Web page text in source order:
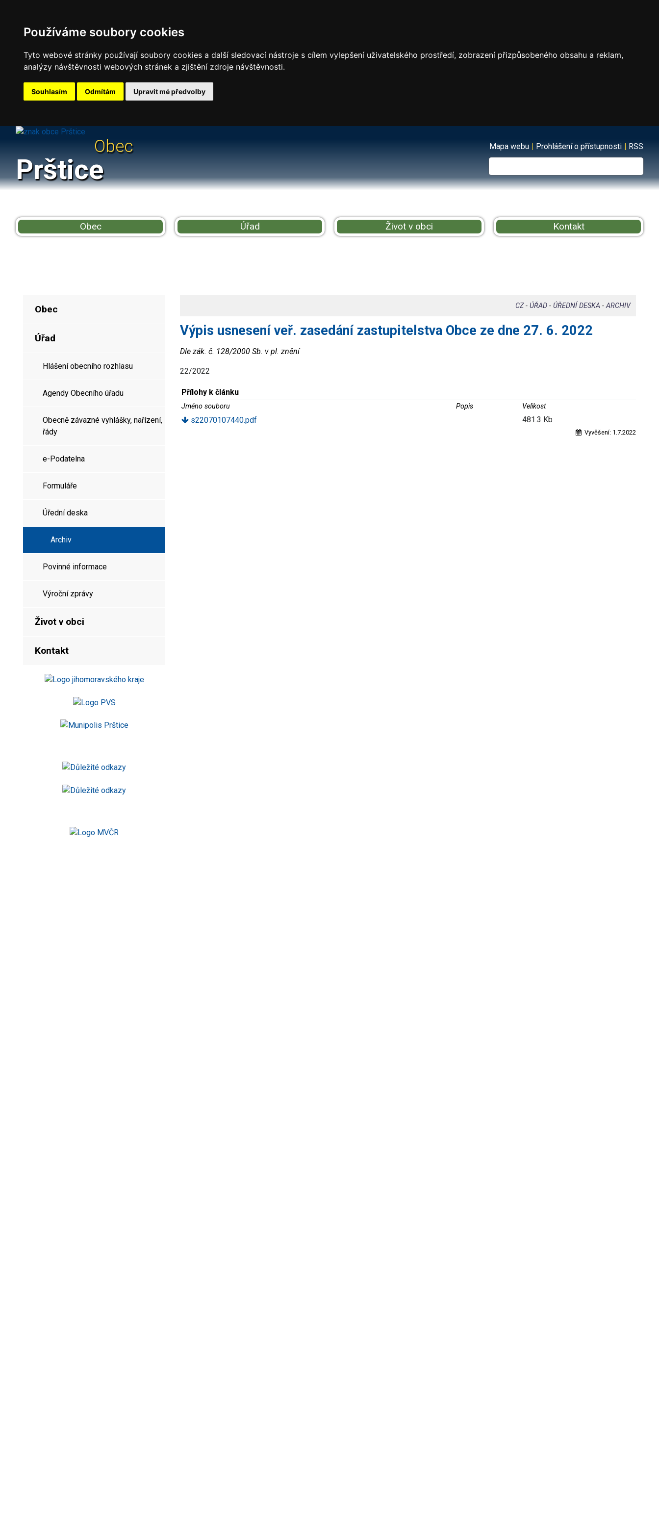
Používáme soubory cookies
Tyto webové stránky používají soubory cookies a další sledovací nástroje s cílem vylepšení uživatelského prostředí, zobrazení přizpůsobeného obsahu a reklam,
analýzy návštěvnosti webových stránek a zjištění zdroje návštěvnosti.
Souhlasím Odmítám Upravit mé předvolby
Obec
Prštice
Mapa webu | Prohlášení o přístupnosti | RSS
Obec Úřad Život v obci Kontakt
Obec
Úřad
Hlášení obecního rozhlasu
Agendy Obecního úřadu
Obecně závazné vyhlášky, nařízení,
řády
e-Podatelna
Formuláře
Úřední deska
Archiv
Povinné informace
Výroční zprávy
Život v obci
Kontakt
CZ- ÚŘAD- ÚŘEDNÍ DESKA -ARCHIV
Výpis usnesení veř. zasedání zastupitelstva Obce ze dne 27. 6. 2022
Dle zák. č. 128/2000 Sb. v pl. znění
22/2022
Přílohy k článku
Jméno souboru Popis Velikost
s22070107440.pdf 481.3 Kb
Vyvěšení: 1.7.2022